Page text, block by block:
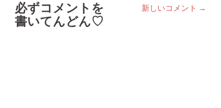
コ
メ
新しいコメント →
必ずコメントを
書いてんどん♡